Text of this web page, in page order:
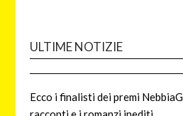
ULTIME NOTIZIE
Ecco i finalisti dei premi